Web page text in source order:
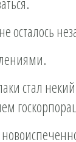
осталось
стал